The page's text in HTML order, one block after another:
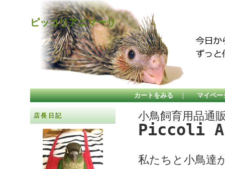
ピッコリアニマーリ
カートをみる ｜ マイペー
店長日記 小鳥飼育用品通
Piccoli
私たちと小鳥達